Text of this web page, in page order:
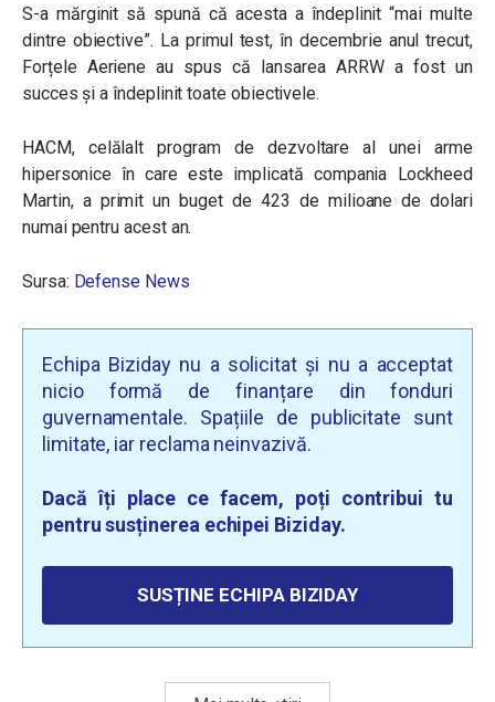
S-a mărginit să spună că acesta a îndeplinit “mai multe
dintre obiective”. La primul test, în decembrie anul trecut,
Forțele Aeriene au spus că lansarea ARRW a fost un
succes și a îndeplinit toate obiectivele.
HACM, celălalt program de dezvoltare al unei arme
hipersonice în care este implicată compania Lockheed
Martin, a primit un buget de 423 de milioane de dolari
numai pentru acest an.
Sursa: Defense News
Echipa Biziday nu a solicitat și nu a acceptat
nicio formă de finanțare din fonduri
guvernamentale. Spațiile de publicitate sunt
limitate, iar reclama neinvazivă.
Dacă îți place ce facem, poți contribui tu
pentru susținerea echipei Biziday.
SUSȚINE ECHIPA BIZIDAY